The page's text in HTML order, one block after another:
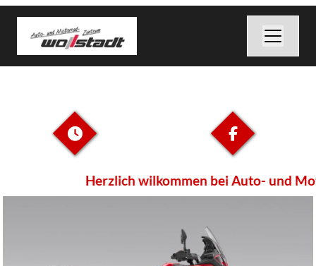
Herzlich wilkommen bei Auto- und